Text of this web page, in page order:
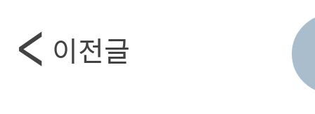
이전글